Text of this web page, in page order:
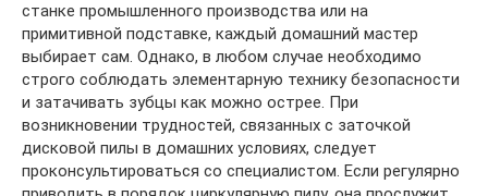
станке промышленного производства или на
примитивной подставке, каждый домашний мастер
выбирает сам. Однако, в любом случае необходимо
строго соблюдать элементарную технику безопасности
и затачивать зубцы как можно острее. При
возникновении трудностей, связанных с заточкой
дисковой пилы в домашних условиях, следует
проконсультироваться со специалистом. Если регулярно